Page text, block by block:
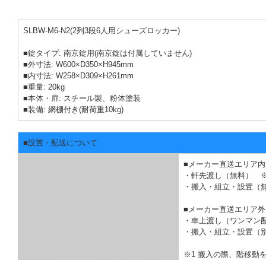
SLBW-M6-N2(2列3段6人用シューズロッカー)
■錠タイプ: 南京錠用(南京錠は付属していません)
■外寸法: W600×D350×H945mm
■内寸法: W258×D309×H261mm
■重量: 20kg
■本体・扉: スチール製、粉体塗装
■装備: 網棚付き(耐荷重10kg)
■設置・配送について
■メーカー直送エリア内
・軒先渡し（無料）
・搬入・組立・設置（
■メーカー直送エリア外
・車上渡し（ワンマン
・搬入・組立・設置（
※1 搬入の際、階移動